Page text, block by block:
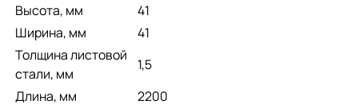
Высота, мм
41
Ширина, мм
41
Толщина листовой
стали, мм
1,5
Длина, мм
2200